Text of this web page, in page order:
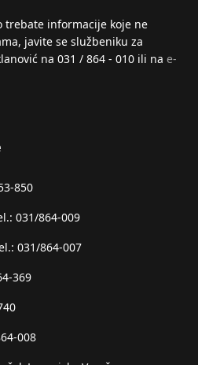
trebate informacije koje ne
javite se službeniku za
na 031 / 864 - 010 ili na e-
850
031/864-009
031/864-007
369
008